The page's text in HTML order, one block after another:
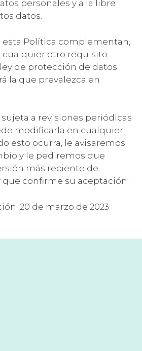
personales y a la libre
datos.
esta Política complementan,
cualquier otro requisito
de protección de datos
la que prevalezca en
a revisiones periódicas
modificarla en cualquier
esto ocurra, le avisaremos
y le pediremos que
más reciente de
que confirme su aceptación.
20 de marzo de 2023